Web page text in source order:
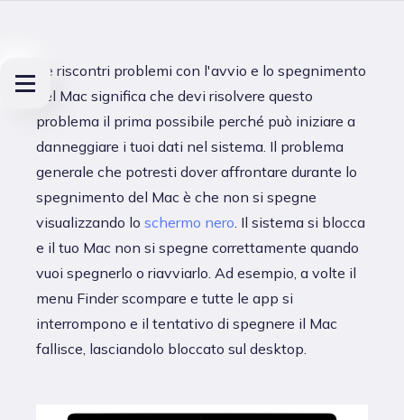
Se riscontri problemi con l'avvio e lo spegnimento
del Mac significa che devi risolvere questo
problema il prima possibile perché può iniziare a
danneggiare i tuoi dati nel sistema. Il problema
generale che potresti dover affrontare durante lo
spegnimento del Mac è che non si spegne
visualizzando lo schermo nero. Il sistema si blocca
e il tuo Mac non si spegne correttamente quando
vuoi spegnerlo o riavviarlo. Ad esempio, a volte il
menu Finder scompare e tutte le app si
interrompono e il tentativo di spegnere il Mac
fallisce, lasciandolo bloccato sul desktop.